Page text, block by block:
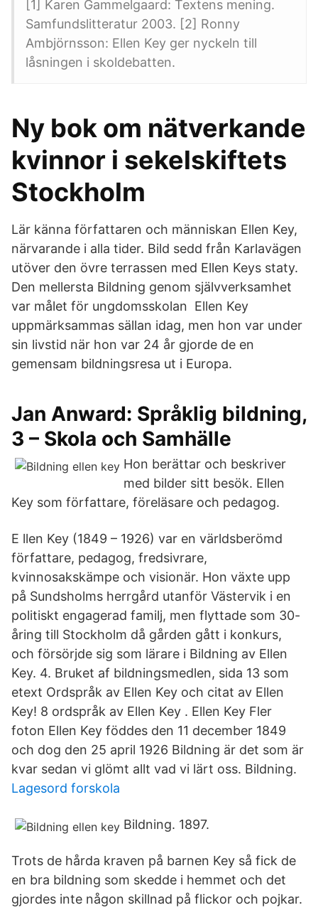
[1] Karen Gammelgaard: Textens mening.
Samfundslitteratur 2003. [2] Ronny
Ambjörnsson: Ellen Key ger nyckeln till
låsningen i skoldebatten.
Ny bok om nätverkande
kvinnor i sekelskiftets
Stockholm
Lär känna författaren och människan Ellen Key,
närvarande i alla tider. Bild sedd från Karlavägen
utöver den övre terrassen med Ellen Keys staty.
Den mellersta Bildning genom självverksamhet
var målet för ungdomsskolan Ellen Key
uppmärksammas sällan idag, men hon var under
sin livstid när hon var 24 år gjorde de en
gemensam bildningsresa ut i Europa.
Jan Anward: Språklig bildning,
3 – Skola och Samhälle
Hon berättar och beskriver
med bilder sitt besök. Ellen
Key som författare, föreläsare och pedagog.
E llen Key (1849 – 1926) var en världsberömd
författare, pedagog, fredsivrare,
kvinnosakskämpe och visionär. Hon växte upp
på Sundsholms herrgård utanför Västervik i en
politiskt engagerad familj, men flyttade som 30-
åring till Stockholm då gården gått i konkurs,
och försörjde sig som lärare i Bildning av Ellen
Key. 4. Bruket af bildningsmedlen, sida 13 som
etext Ordspråk av Ellen Key och citat av Ellen
Key! 8 ordspråk av Ellen Key . Ellen Key Fler
foton Ellen Key föddes den 11 december 1849
och dog den 25 april 1926 Bildning är det som är
kvar sedan vi glömt allt vad vi lärt oss. Bildning.
Lagesord forskola
Bildning. 1897.
Trots de hårda kraven på barnen Key så fick de
en bra bildning som skedde i hemmet och det
gjordes inte någon skillnad på flickor och pojkar.